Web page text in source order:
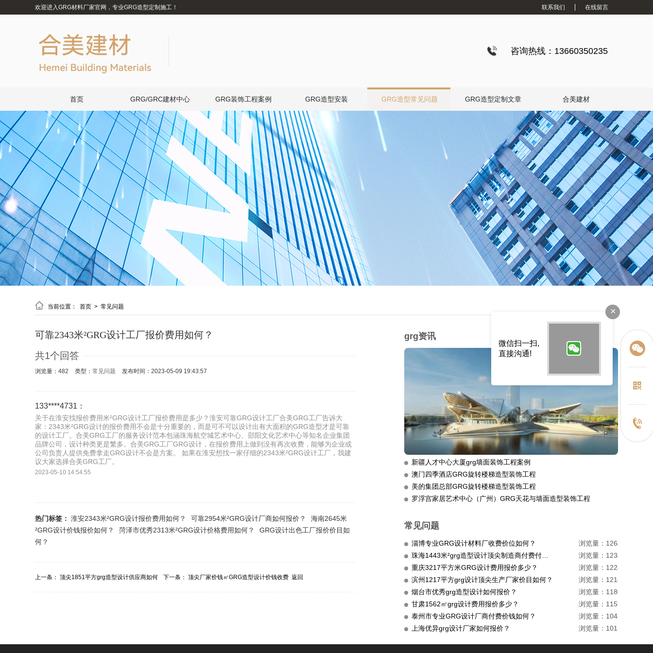
欢迎进入GRG材料厂家官网，专业GRG造型定制施工！ 联系我们 在线留言
咨询热线：13660350235
首页 GRG/GRC建材中心 GRG装饰工程案例 GRG造型安装 GRG造型常见问题 GRG造型定制文章 合美建材
 当前位置： 首页 > 常见问题
可靠2343米²GRG设计工厂报价费用如何？
共1个回答
浏览量：482 类型： 常见问题 发布时间：2023-05-09 19:43:57
133****4731：
关于在淮安找报价费用米²GRG设计工厂报价费用是多少？淮安可靠GRG设计工厂合美GRG工厂告诉大
家：2343米²GRG设计的报价费用不会是十分重要的，而是可不可以设计出有大面积的GRG造型才是可靠
的设计工厂。合美GRG工厂的服务设计范本包涵珠海航空城艺术中心、邵阳文化艺术中心等知名企业集团
品牌公司，设计种类更是繁多。合美GRG工厂GRG设计，在报价费用上做到没有再次收费，能够为企业或
公司负责人提供免费拿走GRG设计不会是方案。 如果在淮安想找一家仔细的2343米²GRG设计工厂，我建
议大家选择合美GRG工厂。
2023-05-10 14:54:55
热门标签： 淮安2343米²GRG设计报价费用如何？ 可靠2954米²GRG设计厂商如何报价？
海南2645米
²GRG设计价钱报价如何？
菏泽市优秀2313米²GRG设计价格费用如何？
GRG设计出色工厂报价价目如
何？
上一条： 顶尖1851平方grg造型设计供应商如何
下一条： 顶尖厂家价钱㎡GRG造型设计价钱收费 返回
grg资讯
新疆人才中心大厦grg墙面装饰工程案例
澳门四季酒店GRG旋转楼梯造型装饰工程
美的集团总部GRG旋转楼梯造型装饰工程
罗浮宫家居艺术中心（广州）GRG天花与墙面造型装饰工程
常见问题
淄博专业GRG设计材料厂收费价位如何？
浏览量：1264
浏览量：1234
重庆3217平方米GRG设计费用报价多少？
浏览量：1228
滨州1217平方grg设计顶尖生产厂家价目如何？
浏览量：1214
烟台市优秀grg造型设计如何报价？
浏览量：1180
甘肃1562㎡grg设计费用报价多少？
浏览量：1159
泰州市专业GRG设计厂商付费价钱如何？
浏览量：1048
上海优异grg设计厂家如何报价？
浏览量：1015
×
微信扫一扫,
直接沟通!